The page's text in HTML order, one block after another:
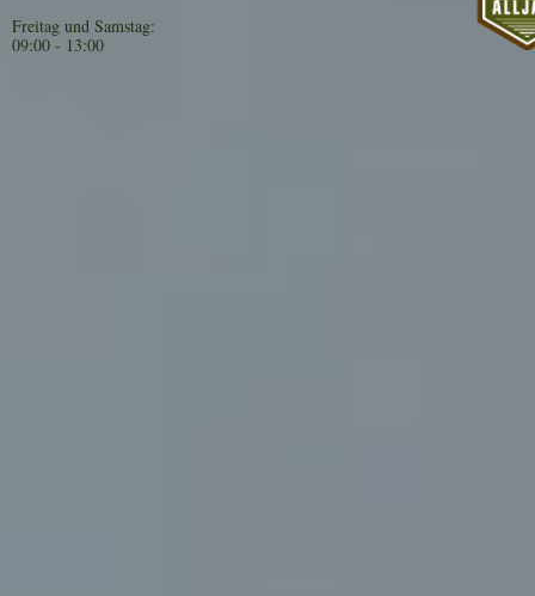
Freitag und Samstag:
09:00 - 13:00